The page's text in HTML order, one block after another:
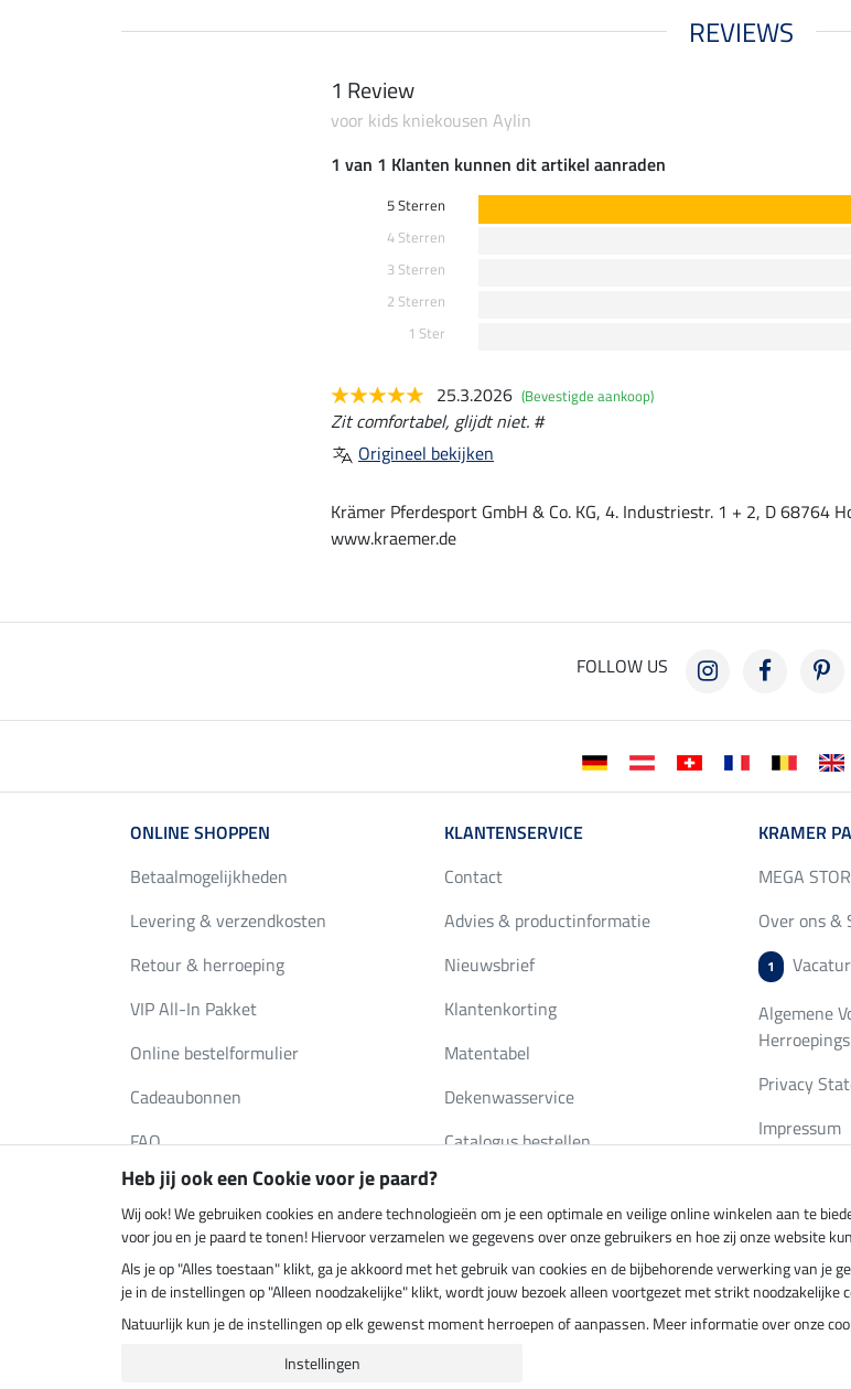
REVIEWS
1 Review
voor kids kniekousen Aylin
1 van 1 Klanten kunnen dit artikel aanraden
5 Sterren
4 Sterren
3 Sterren
2 Sterren
1 Ster
25.3.2026 (Bevestigde aankoop)
Zit comfortabel, glijdt niet. #
Origineel bekijken
Krämer Pferdesport GmbH & Co. KG, 4. Industriestr. 1 + 2, D 68764
www.kraemer.de
FOLLOW US
ONLINE SHOPPEN
Betaalmogelijkheden
Levering & verzendkosten
Retour & herroeping
VIP All-In Pakket
Online bestelformulier
Cadeaubonnen
FAQ
KLANTENSERVICE
Contact
Advies & productinformatie
Nieuwsbrief
Klantenkorting
Matentabel
Dekenwasservice
Catalogus bestellen
KRAMER
MEGA
Over ons &
1
Algemene
Privacy
Impressum
Klimaatneutrale shop Verzending per Veilig
Heb jij ook een Cookie voor je paard?
Wij ook! We gebruiken cookies en andere technologieën om je een optimale en veilige online winkelen aan te
voor jou en je paard te tonen! Hiervoor verzamelen we gegevens over onze gebruikers en hoe zij onze website
Als je op "Alles toestaan" klikt, ga je akkoord met het gebruik van cookies en de bijbehorende verwerking van je
je in de instellingen op "Alleen noodzakelijke" klikt, wordt jouw bezoek alleen voortgezet met strikt
Natuurlijk kun je de instellingen op elk gewenst moment herroepen of aanpassen. Meer informatie over onze
Instellingen